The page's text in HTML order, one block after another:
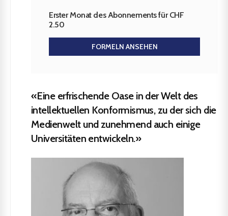
Erster Monat des Abonnements für CHF
2.50
FORMELN ANSEHEN
«Eine erfrischende Oase in der Welt des
intellektuellen Konformismus, zu der sich die
Medienwelt und zunehmend auch einige
Universitäten entwickeln.»